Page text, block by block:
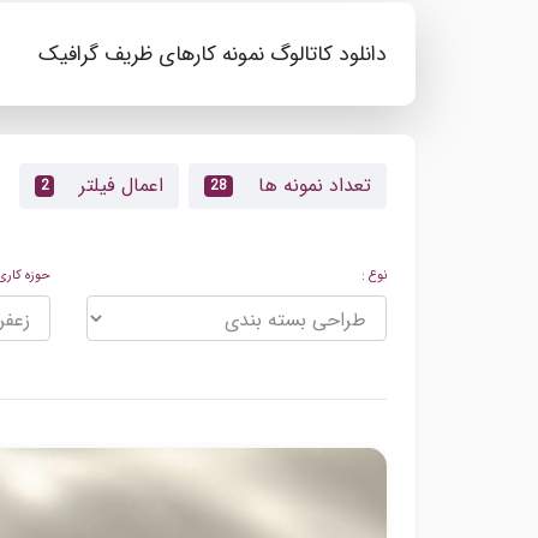
دانلود کاتالوگ نمونه کارهای ظریف گرافیک
تعداد نمونه ها 28 اعمال فیلتر 2
نوع : حوزه